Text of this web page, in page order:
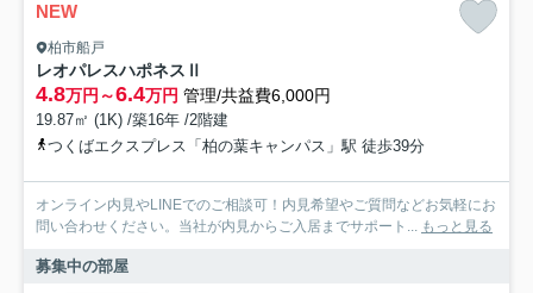
NEW
柏市船戸
レオパレスハポネスⅡ
4.8万円～6.4万円 管理/共益費6,000円
19.87㎡ (1K) /築16年 /2階建
つくばエクスプレス「柏の葉キャンパス」駅 徒歩39分
オンライン内見やLINEでのご相談可！内見希望やご質問などお気軽にお
問い合わせください。当社が内見からご入居までサポート... もっと見る
募集中の部屋